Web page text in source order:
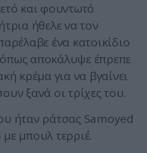
και φουντωτό
ήθελε να τον
ένα κατοικίδιο
αποκάλυψε έπρεπε
κρέμα για να βγαίνει
ξανά οι τρίχες του.
ήταν ράτσας Samoyed
μπουλ τερριέ.